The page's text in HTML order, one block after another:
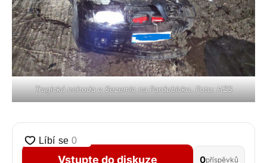
Tragická nehoda u Sezemic na Pardubicku. Foto: HZS
Vstupte do diskuze 0příspěvků